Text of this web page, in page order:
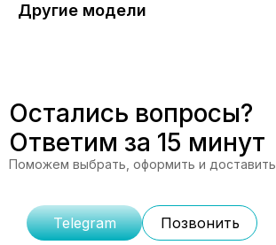
Другие модели
Остались вопросы?
Ответим за 15 минут
Поможем выбрать, оформить и доставить
Telegram Позвонить